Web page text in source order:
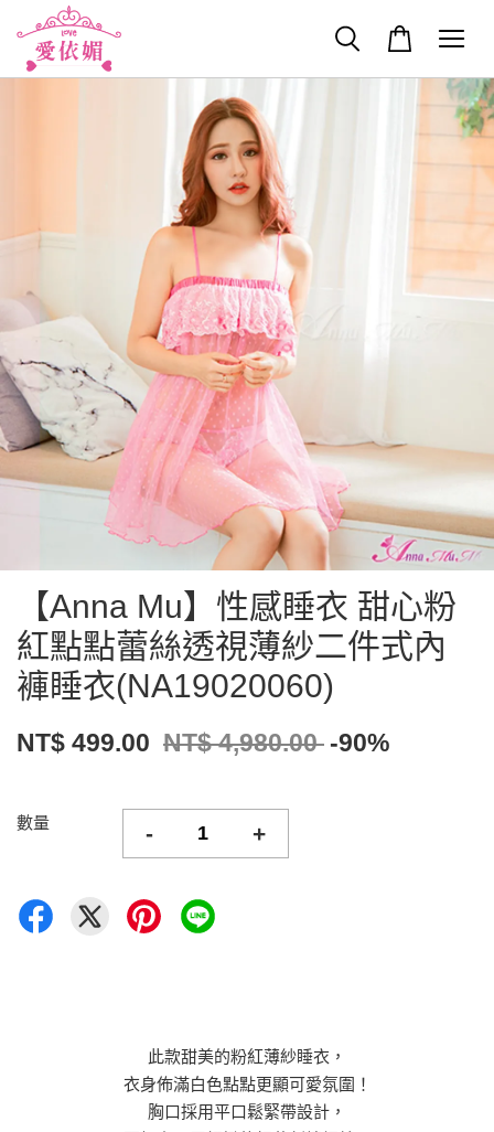
【Anna Mu】性感睡衣 甜心粉
紅點點蕾絲透視薄紗二件式內
褲睡衣(NA19020060)
NT$ 499.00 NT$ 4,980.00 -90%
數量 - +
此款甜美的粉紅薄紗睡衣，
衣身佈滿白色點點更顯可愛氛圍！
胸口採用平口鬆緊帶設計，